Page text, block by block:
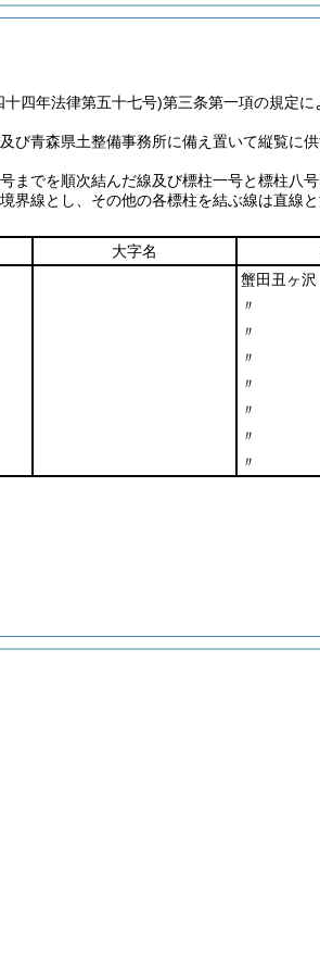
十四年法律第五十七号)第三条第一項の規定
び青森県土整備事務所に備え置いて縦覧に供
までを順次結んだ線及び標柱一号と標柱八
線とし、その他の各標柱を結ぶ線は直線と
大字名
蟹田丑ヶ沢
〃
〃
〃
〃
〃
〃
〃